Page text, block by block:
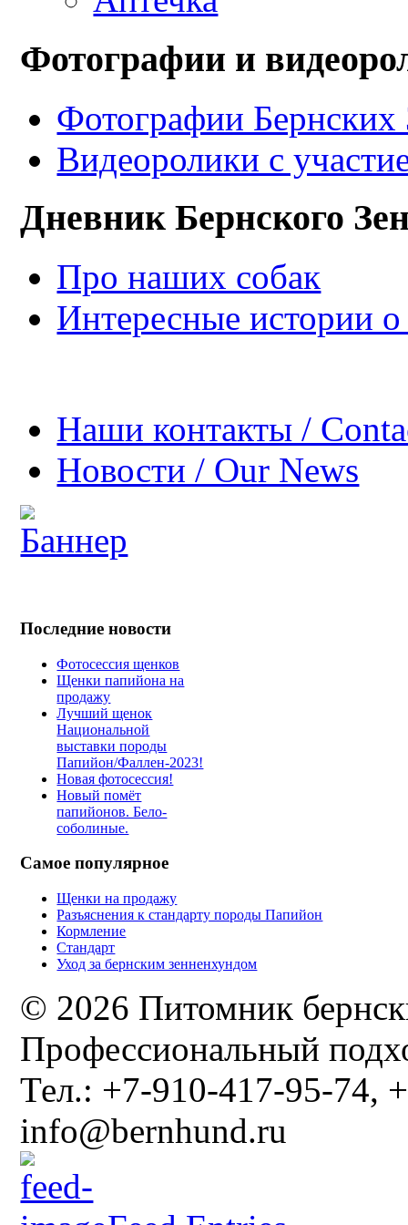
Фотографии и
Фотографии
Видеоролики с
Дневник Бернского
Про наших собак
Интересные истории
Наши контакты /
Новости / Our News
Последние новости
Фотосессия щенков
Щенки папийона на
продажу
Лучший щенок
Национальной
выставки породы
Папийон/Фаллен-2023!
Новая фотосессия!
Новый помёт
папийонов. Бело-
соболиные.
Самое популярное
Щенки на продажу
Разъяснения к стандарту породы Папийон
Кормление
Стандарт
Уход за бернским зенненхундом
© 2026 Питомник
Профессиональный
Тел.: +7-910-417-95-74,
info@bernhund.ru